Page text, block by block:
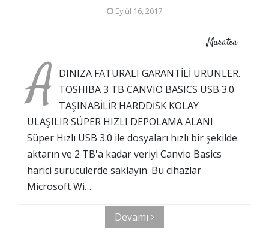
Eylül 16, 2017
Muratca
A DINIZA FATURALI GARANTİLİ ÜRÜNLER.
TOSHIBA 3 TB CANVIO BASICS USB 3.0
TAŞINABİLİR HARDDİSK KOLAY
ULAŞILIR SÜPER HIZLI DEPOLAMA ALANI
Süper Hızlı USB 3.0 ile dosyaları hızlı bir şekilde
aktarın ve 2 TB'a kadar veriyi Canvio Basics
harici sürücülerde saklayın. Bu cihazlar
Microsoft Wi…
Devamı